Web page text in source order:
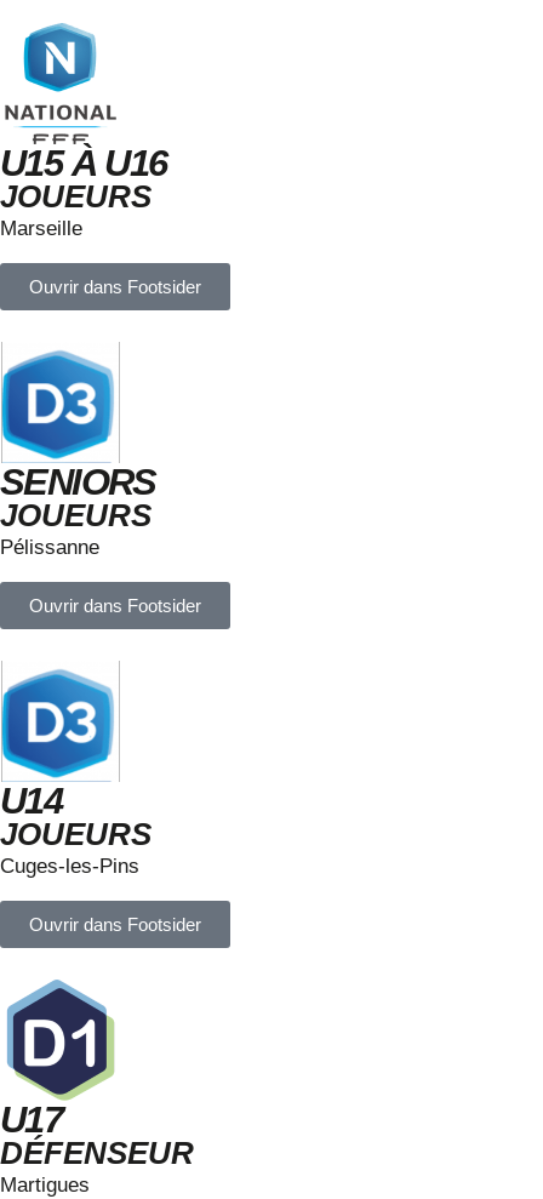
U15 À U16
JOUEURS
Marseille
Ouvrir dans Footsider
SENIORS
JOUEURS
Pélissanne
Ouvrir dans Footsider
U14
JOUEURS
Cuges-les-Pins
Ouvrir dans Footsider
U17
DÉFENSEUR
Martigues